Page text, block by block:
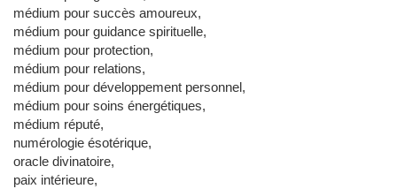
médium pour succès amoureux,
médium pour guidance spirituelle,
médium pour protection,
médium pour relations,
médium pour développement personnel,
médium pour soins énergétiques,
médium réputé,
numérologie ésotérique,
oracle divinatoire,
paix intérieure,